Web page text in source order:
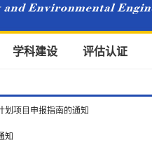
学科建设 评估认证
划项目申报指南的通知
知